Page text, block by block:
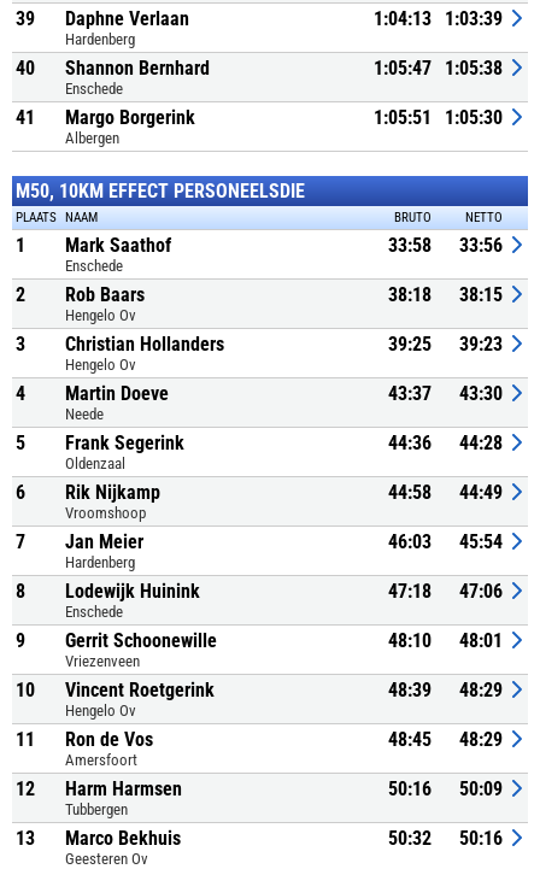
39 Daphne Verlaan
Hardenberg
1:04:13 1:03:39
40 Shannon Bernhard
Enschede
1:05:47 1:05:38
41 Margo Borgerink
Albergen
1:05:51 1:05:30
M50, 10KM EFFECT PERSONEELSDIE
PLAATS NAAM BRUTO NETTO
1 Mark Saathof
Enschede
33:58 33:56
2 Rob Baars
Hengelo Ov
38:18 38:15
3 Christian Hollanders
Hengelo Ov
39:25 39:23
4 Martin Doeve
Neede
43:37 43:30
5 Frank Segerink
Oldenzaal
44:36 44:28
6 Rik Nijkamp
Vroomshoop
44:58 44:49
7 Jan Meier
Hardenberg
46:03 45:54
8 Lodewijk Huinink
Enschede
47:18 47:06
9 Gerrit Schoonewille
Vriezenveen
48:10 48:01
10 Vincent Roetgerink
Hengelo Ov
48:39 48:29
11 Ron de Vos
Amersfoort
48:45 48:29
12 Harm Harmsen
Tubbergen
50:16 50:09
13 Marco Bekhuis
Geesteren Ov
50:32 50:16